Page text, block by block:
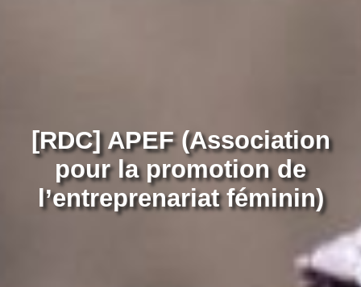
[RDC] APEF (Association
pour la promotion de
l’entreprenariat féminin)